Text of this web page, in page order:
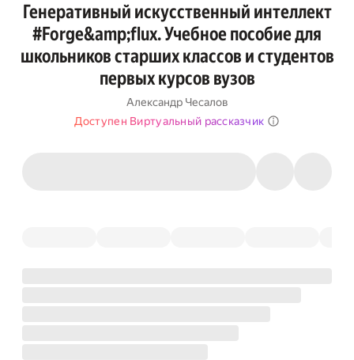
Генеративный искусственный интеллект
#Forge&amp;flux. Учебное пособие для
школьников старших классов и студентов
первых курсов вузов
Александр Чесалов
Доступен Виртуальный рассказчик